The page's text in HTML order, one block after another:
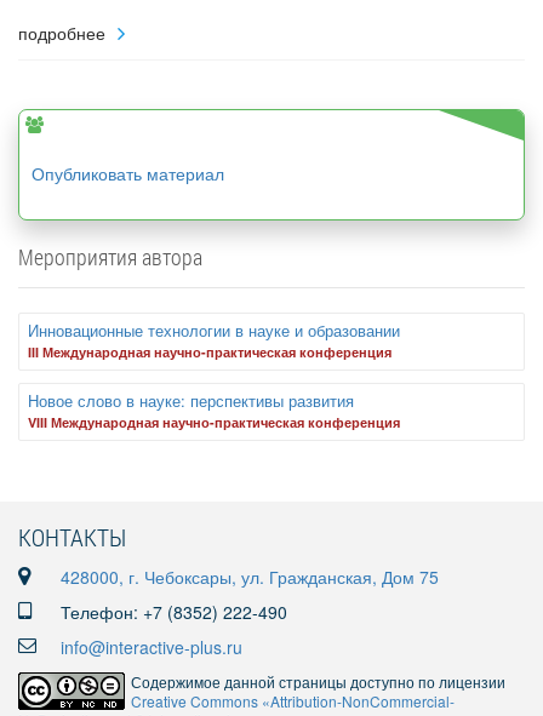
подробнее
Опубликовать материал
Мероприятия автора
Инновационные технологии в науке и образовании
III Международная научно-практическая конференция
Новое слово в науке: перспективы развития
VIII Международная научно-практическая конференция
КОНТАКТЫ
428000, г. Чебоксары, ул. Гражданская, Дом 75
Телефон: +7 (8352) 222-490
info@interactive-plus.ru
Содержимое данной страницы доступно по лицензии
Creative Commons «Attribution-NonCommercial-